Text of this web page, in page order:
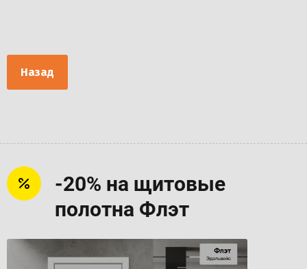
Назад
-20% на щитовые
полотна Флэт